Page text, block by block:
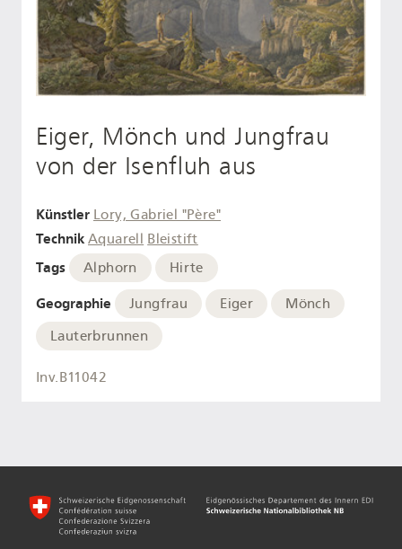
Eiger, Mönch und Jungfrau
von der Isenfluh aus
Künstler Lory, Gabriel "Père"
Technik Aquarell Bleistift
Tags Alphorn Hirte
Geographie Jungfrau Eiger
Mönch
Lauterbrunnen
Inv.B11042